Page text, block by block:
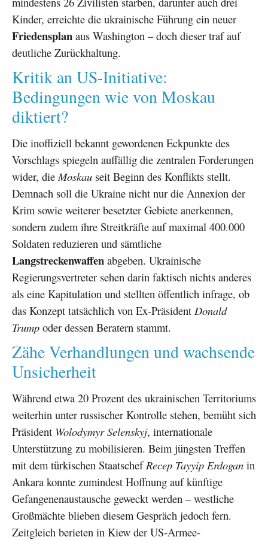
Kinder, erreichte die ukrainische Führung ein neuer
Friedensplan aus Washington – doch dieser traf auf
deutliche Zurückhaltung.
Kritik an US-Initiative:
Bedingungen wie von Moskau
diktiert?
Die inoffiziell bekannt gewordenen Eckpunkte des
Vorschlags spiegeln auffällig die zentralen Forderungen
wider, die Moskau seit Beginn des Konflikts stellt.
Demnach soll die Ukraine nicht nur die Annexion der
Krim sowie weiterer besetzter Gebiete anerkennen,
sondern zudem ihre Streitkräfte auf maximal 400.000
Soldaten reduzieren und sämtliche
Langstreckenwaffen abgeben. Ukrainische
Regierungsvertreter sehen darin faktisch nichts anderes
als eine Kapitulation und stellten öffentlich infrage, ob
das Konzept tatsächlich von Ex-Präsident Donald
Trump oder dessen Beratern stammt.
Zähe Verhandlungen und wachsende
Unsicherheit
Während etwa 20 Prozent des ukrainischen Territoriums
weiterhin unter russischer Kontrolle stehen, bemüht sich
Präsident Wolodymyr Selenskyj, internationale
Unterstützung zu mobilisieren. Beim jüngsten Treffen
mit dem türkischen Staatschef Recep Tayyip Erdogan in
Ankara konnte zumindest Hoffnung auf künftige
Gefangenenaustausche geweckt werden – westliche
Großmächte blieben diesem Gespräch jedoch fern.
Zeitgleich berieten in Kiew der US-Armee-